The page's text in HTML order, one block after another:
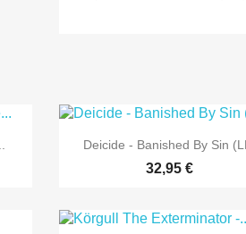
 Vorschau
Deicide - Banished By Sin
32,95 €